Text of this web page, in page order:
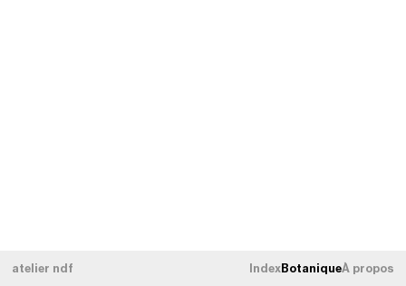
atelier ndf IndexBotaniqueÀ propos